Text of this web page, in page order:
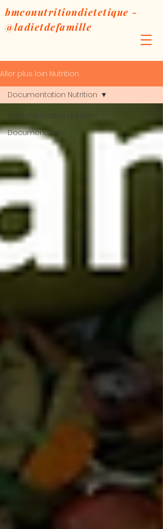
bmconutritiondietetique -
@ladietdefamille
Aller plus loin Nutrition
Documentation Nutrition
Documentaires
Documentation Nutrition